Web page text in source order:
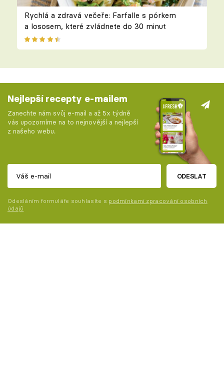
Rychlá a zdravá večeře: Farfalle s pórkem
a lososem, které zvládnete do 30 minut
Nejlepší recepty e-mailem
Zanechte nám svůj e-mail a až 5x týdně
vás upozorníme na to nejnovější a nejlepší
z našeho webu.
ODESLAT
Odesláním formuláře souhlasíte s podmínkami zpracování osobních
údajů